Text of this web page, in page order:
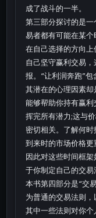
成了战斗的一半。
第三部分探讨的是一
易者都有可能在某
在自己选择的方向
自己坚守赢利交易
报。“让利润奔跑”
其潜在的心理因素
能够帮助你持有赢
挥完所有潜力;这与
密切相关。了解何
到来时的市场价格更
因此对这些时间框
于你制定自己的交易
本书第四部分是“交
为普通的交易法则，
其中一些法则对你